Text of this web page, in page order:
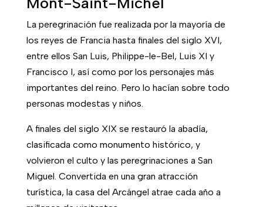
La peregrinación fue realizada por la mayoría de
los reyes de Francia hasta finales del siglo XVI,
entre ellos San Luis, Philippe-le-Bel, Luis XI y
Francisco I, así como por los personajes más
importantes del reino. Pero lo hacían sobre todo
personas modestas y niños.
A finales del siglo XIX se restauró la abadía,
clasificada como monumento histórico, y
volvieron el culto y las peregrinaciones a San
Miguel. Convertida en una gran atracción
turística, la casa del Arcángel atrae cada año a